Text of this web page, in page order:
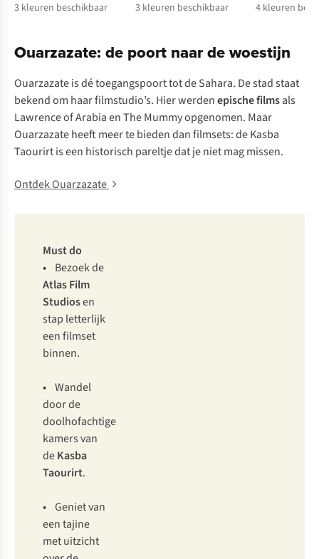
3 kleuren beschikbaar
3 kleuren beschikbaar 4 kleuren
Ouarzazate: de poort naar de woestijn
Ouarzazate is dé toegangspoort tot de Sahara. De stad staat
bekend om haar filmstudio’s. Hier werdenepische filmsals
Lawrence of ArabiaenThe Mummyopgenomen. Maar
Ouarzazate heeft meer te bieden dan filmsets: de Kasba
Taourirt is een historisch pareltje dat je niet mag missen.
Ontdek Ouarzazate
Must do
• Bezoek de
Atlas Film
Studiosen
stap letterlijk
een filmset
binnen.
• Wandel
door de
doolhofachtige
kamers van
deKasba
Taourirt.
• Geniet van
een tajine
met uitzicht